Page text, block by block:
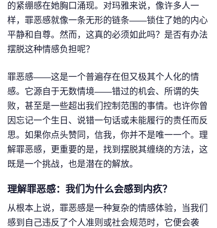
的紧绷感在她胸口涌现。对玛雅来说，像许多人一
样，罪恶感就像一条无形的链条——锁住了她的内心
平静和自尊。然而，这真的必须如此吗？是否有办法
摆脱这种情感负担呢？
罪恶感——这是一个普遍存在但又极其个人化的情
感。它源自于无数情境——错过的机会、所谓的失
败，甚至是一些超出我们控制范围的事情。也许你曾
因忘记一个生日、说错一句话或未能履行的责任而反
思。如果你点头赞同，信我，你并不是唯一一个。理
解罪恶感，更重要的是，找到摆脱其缠绕的方法，这
既是一个挑战，也是潜在的解放。
理解罪恶感：我们为什么会感到内疚？
从根本上说，罪恶感是一种复杂的情感体验，当我们
感到自己违反了个人准则或社会规范时，它便会袭